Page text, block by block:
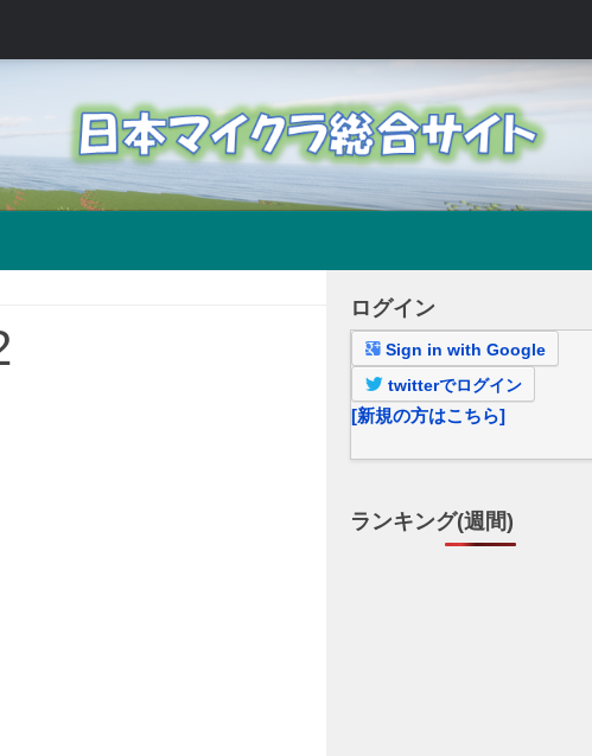
ログイン
Sign in with Google
twitterでログイン
[新規の方はこちら]
ランキング(週間)